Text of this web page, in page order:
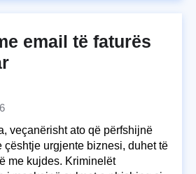
email të faturës
veçanërisht ato që përfshijnë
çështje urgjente biznesi, duhet të
me kujdes. Kriminelët